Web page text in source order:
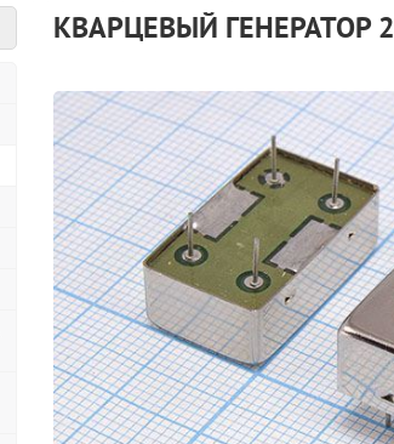
КВАРЦЕВЫЙ ГЕНЕРАТОР